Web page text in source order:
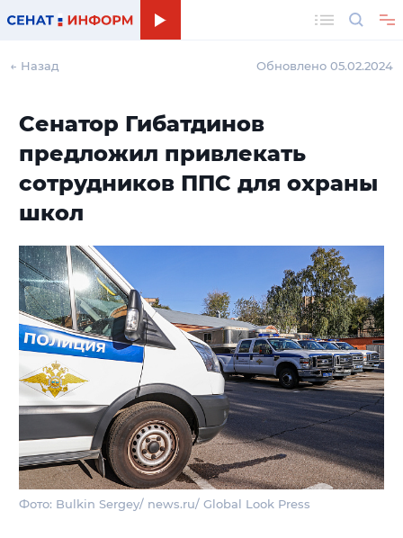
← Назад Обновлено 05.02.2024
Сенатор Гибатдинов
предложил привлекать
сотрудников ППС для охраны
школ
Фото: Bulkin Sergey/ news.ru/ Global Look Press